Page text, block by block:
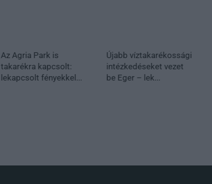
Az Agria Park is
takarékra kapcsolt:
lekapcsolt fényekkel...
Újabb víztakarékossági
intézkedéseket vezet
be Eger – lek...